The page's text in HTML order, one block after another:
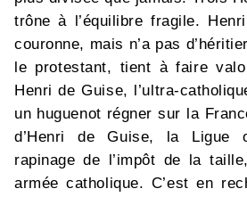
trône à l’équilibre fragile.
couronne, mais n’a pas
le protestant, tient à faire
Henri de Guise, l’ultra-
un huguenot régner sur la
d’Henri de Guise, la Ligue
rapinage de l’impôt de la
armée catholique. C’est en